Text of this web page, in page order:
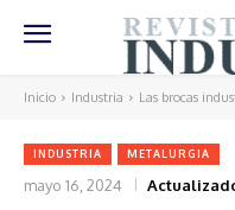
Inicio Industria Las brocas
INDUSTRIA METALURGIA
mayo 16, 2024